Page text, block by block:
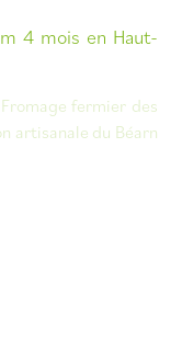
4 mois en Haut-
Fromage fermier des
artisanale du Béarn